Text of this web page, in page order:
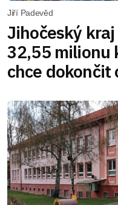
Jiří Padevěd
Jihočeský
32,55 milionu
chce dokončit